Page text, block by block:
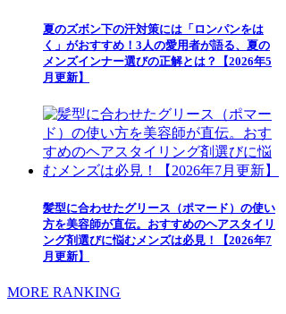
夏のズボン下の汗対策には「ロンパンをは
く」がおすすめ！3人の愛用者が語る、夏の
メンズインナー選びの正解とは？【2026年5
月更新】
髪型に合わせたグリース（ポマード）の使い
方を美容師が直伝。おすすめのヘアスタイリ
ング剤選びに悩むメンズは必見！【2026年7
月更新】
MORE RANKING